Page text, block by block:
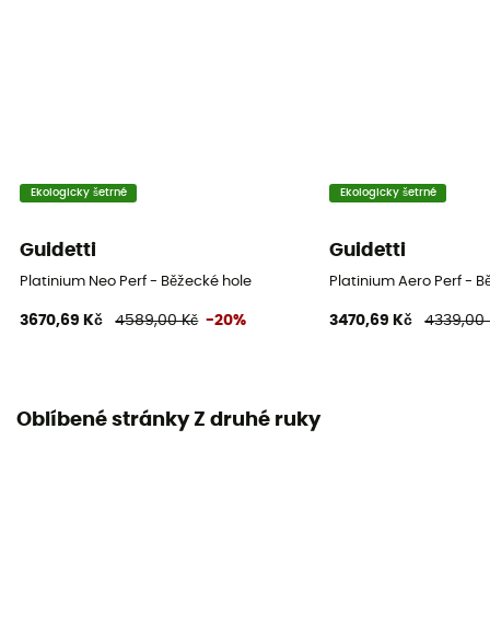
Ekologicky šetrné
Guidetti
Platinium Neo Perf - Běžecké hole
3670,69 Kč 4589,00 Kč -20%
Ekologicky šetrné
Guidetti
Platinium Aero Perf -
3470,69 Kč 4339,00
Oblíbené stránky Z druhé ruky